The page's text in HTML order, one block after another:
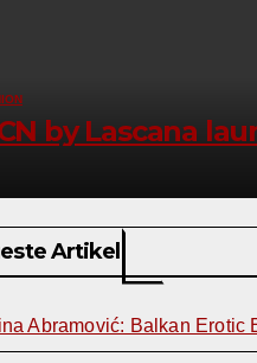
by Lascana
Artikel
Abramović: Balkan